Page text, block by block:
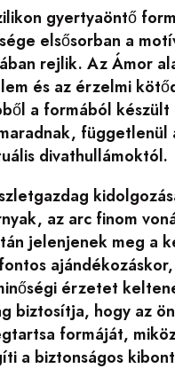
gyertyaöntő
elsősorban a
rejlik. Az Ámor
és az érzelmi
a formából
divathullámoktól.
az arc finom
jelenjenek meg a
érzetet
biztosítja, hogy az
formáját,
a biztonságos